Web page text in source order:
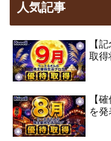
人気記事
【
取得
【
を